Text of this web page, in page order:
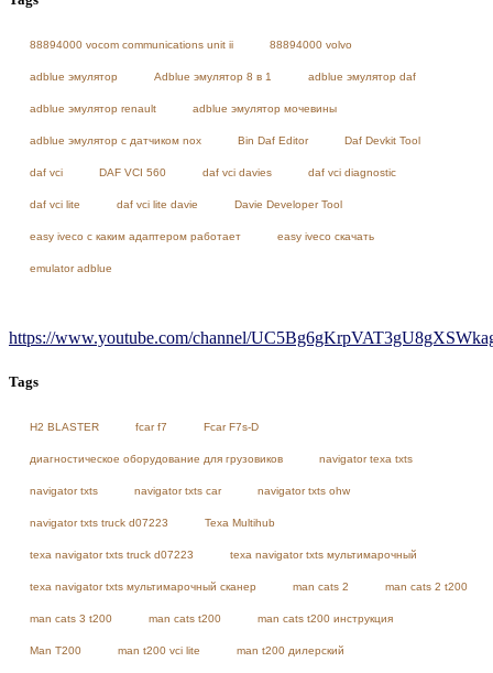
88894000 vocom communications unit ii 88894000 volvo
adblue эмулятор Adblue эмулятор 8 в 1 adblue эмулятор daf
adblue эмулятор renault adblue эмулятор мочевины
adblue эмулятор с датчиком nox Bin Daf Editor Daf Devkit Tool
daf vci DAF VCI 560 daf vci davies daf vci diagnostic
daf vci lite daf vci lite davie Davie Developer Tool
easy iveco с каким адаптером работает easy iveco скачать
emulator adblue
https://www.youtube.com/channel/
Tags
H2 BLASTER fcar f7 Fcar F7s-D
диагностическое оборудование для грузовиков navigator texa txts
navigator txts navigator txts car navigator txts ohw
navigator txts truck d07223 Texa Multihub
texa navigator txts truck d07223 texa navigator txts мультимарочный
texa navigator txts мультимарочный сканер man cats 2 man cats 2 t200
man cats 3 t200 man cats t200 man cats t200 инструкция
Man T200 man t200 vci lite man t200 дилерский